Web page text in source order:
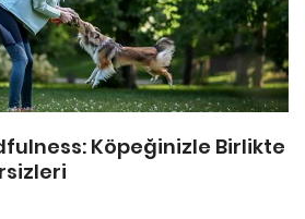
Köpeğinizle Birlikte